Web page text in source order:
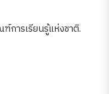
ารเรียนรู้แห่งชาติ.